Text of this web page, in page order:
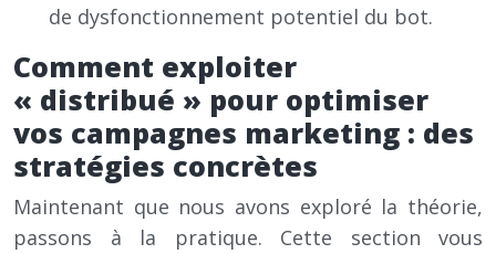
de dysfonctionnement potentiel du bot.
Comment exploiter
« distribué » pour optimiser
vos campagnes marketing : des
stratégies concrètes
Maintenant que nous avons exploré la théorie,
passons à la pratique. Cette section vous